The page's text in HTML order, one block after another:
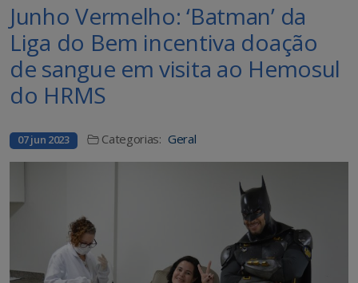
Junho Vermelho: ‘Batman’ da
Liga do Bem incentiva doação
de sangue em visita ao Hemosul
do HRMS
07 jun 2023 Categorias: Geral